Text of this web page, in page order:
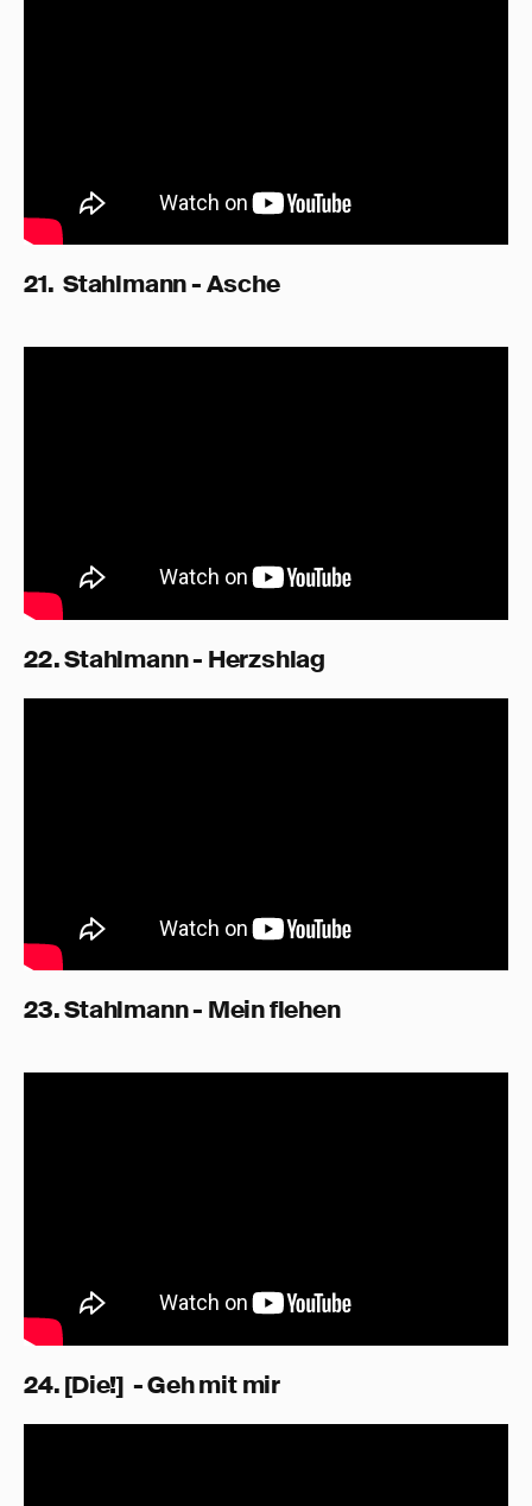
21. Stahlmann - Asche
22. Stahlmann - Herzshlag
23. Stahlmann - Mein flehen
24. [Die!] - Geh mit mir